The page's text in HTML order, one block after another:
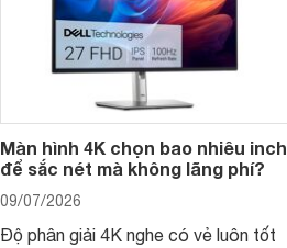
Màn hình 4K chọn bao nhiêu inch
để sắc nét mà không lãng phí?
09/07/2026
Độ phân giải 4K nghe có vẻ luôn tốt